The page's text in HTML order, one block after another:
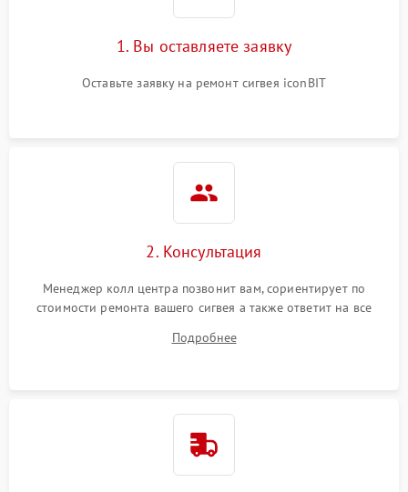
1. Вы оставляете заявку
Оставьте заявку на ремонт сигвея iconBIT
2. Консультация
Менеджер колл центра позвонит вам, сориентирует по
стоимости ремонта вашего сигвея а также ответит на все
Подробнее